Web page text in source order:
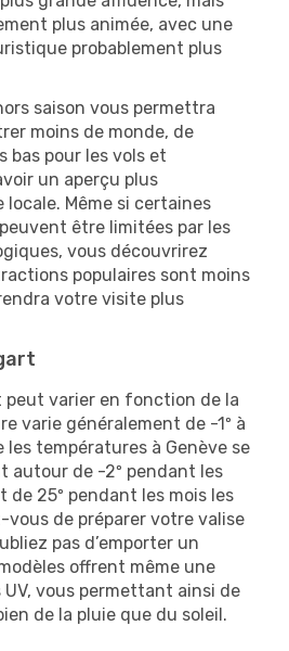
plus animée, avec une
probablement plus
saison vous permettra
moins de monde, de
bas pour les vols et
un aperçu plus
Même si certaines
être limitées par les
vous découvrirez
populaires sont moins
votre visite plus
varier en fonction de la
varie généralement de -1º à
les températures à Genève se
autour de -2º pendant les
de 25º pendant les mois les
vous de préparer votre valise
pas d’emporter un
offrent même une
vous permettant ainsi de
de la pluie que du soleil.